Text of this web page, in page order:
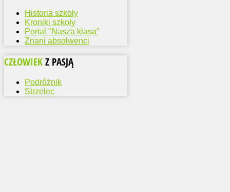
Historia szkoły
Kroniki szkoły
Portal "Nasza klasa"
Znani absolwenci
CZŁOWIEK Z PASJĄ
Podróżnik
Strzelec